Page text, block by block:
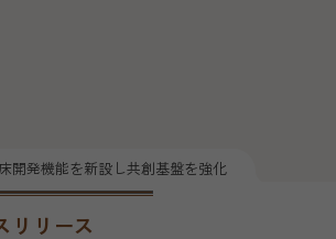
開発機能を新設し共創基盤を強化
リリース